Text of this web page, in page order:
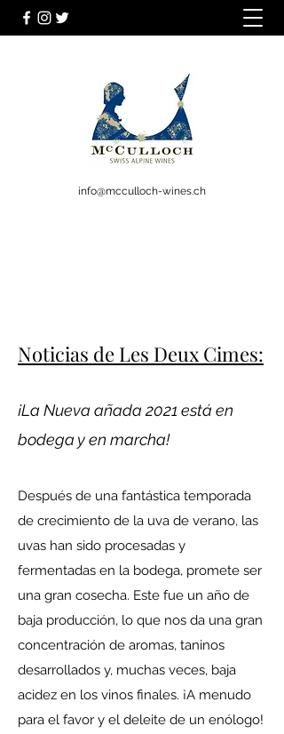
info@mcculloch-wines.ch
Noticias de Les Deux Cimes:
¡La Nueva añada 2021 está en
bodega y en marcha!
Después de una fantástica temporada
de crecimiento de la uva de verano, las
uvas han sido procesadas y
fermentadas en la bodega, promete ser
una gran cosecha. Este fue un año de
baja producción, lo que nos da una gran
concentración de aromas, taninos
desarrollados y, muchas veces, baja
acidez en los vinos finales. ¡A menudo
para el favor y el deleite de un enólogo!